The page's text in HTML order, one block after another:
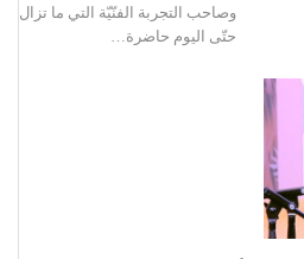
وصاحب التجربة الفنّيّة التي ما تزال
حتّى اليوم حاضرة…